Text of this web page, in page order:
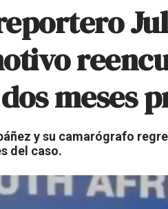
meses
y su camarógrafo
del caso.